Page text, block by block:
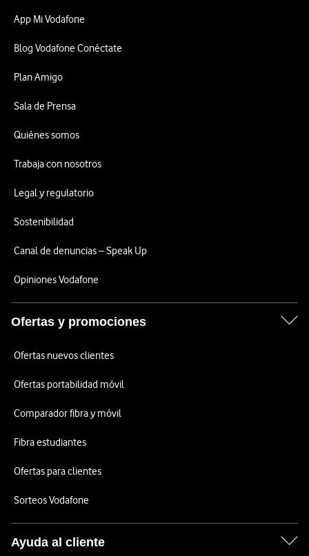
App Mi Vodafone
Blog Vodafone Conéctate
Plan Amigo
Sala de Prensa
Quiénes somos
Trabaja con nosotros
Legal y regulatorio
Sostenibilidad
Canal de denuncias – Speak Up
Opiniones Vodafone
Ofertas y promociones
Ofertas nuevos clientes
Ofertas portabilidad móvil
Comparador fibra y móvil
Fibra estudiantes
Ofertas para clientes
Sorteos Vodafone
Ayuda al cliente